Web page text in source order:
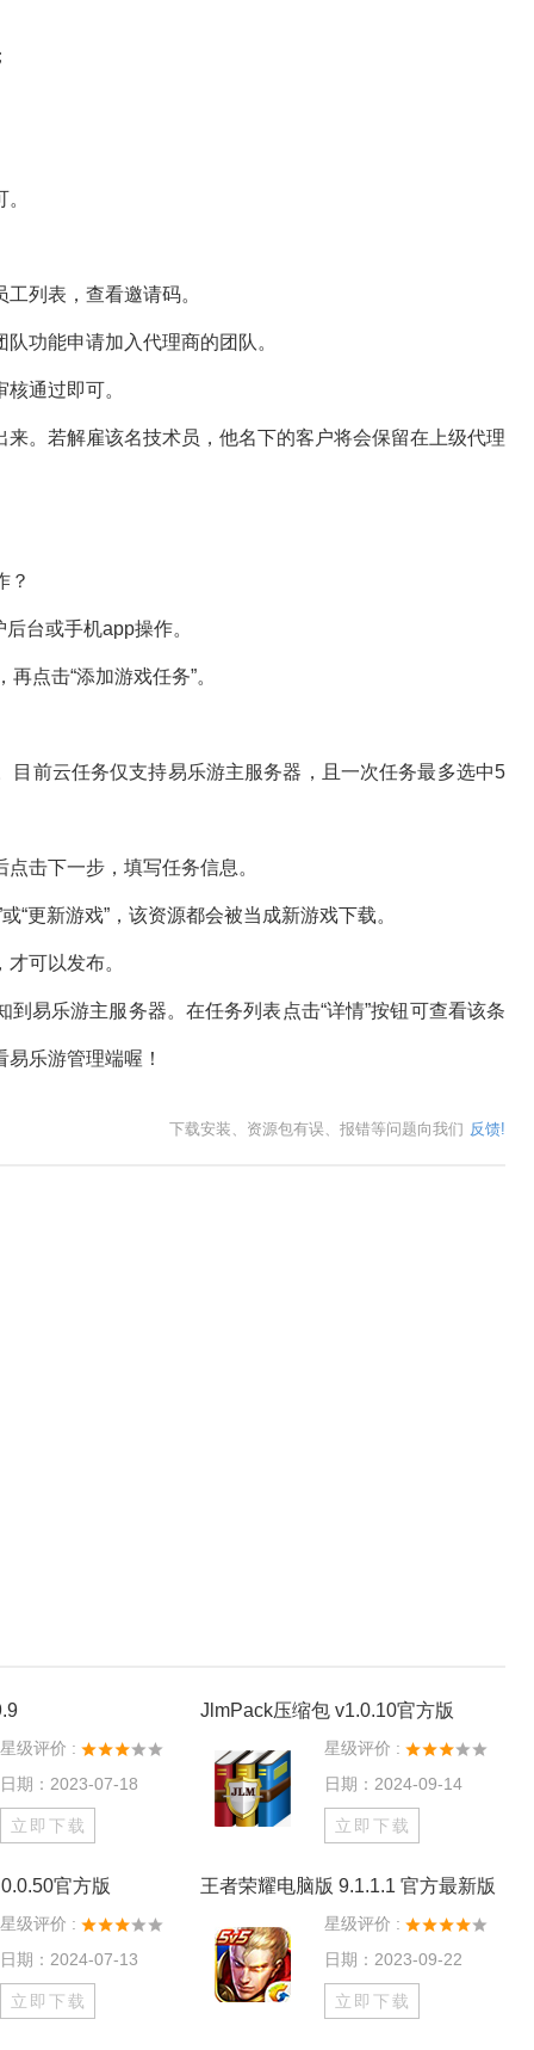
列表，查看邀请码。
能申请加入代理商的团队。
通过即可。
若解雇该名技术员，他名下的客户将会保留在上级代理
？
台或手机app操作。
击“添加游戏任务”。
云任务仅支持易乐游主服务器，且一次任务最多选中5
击下一步，填写任务信息。
新游戏”，该资源都会被当成新游戏下载。
可以发布。
乐游主服务器。在任务列表点击“详情”按钮可查看该条
乐游管理端喔！
下载安装、资源包有误、报错等问题向我们 反馈!
星级评价 :
日期：2023-07-18
立即下载
JlmPack压缩包 v1.0.10官方版
星级评价 :
日期：2024-09-14
立即下载
官方版
星级评价 :
日期：2024-07-13
立即下载
王者荣耀电脑版 9.1.1.1 官方最新版
星级评价 :
日期：2023-09-22
立即下载